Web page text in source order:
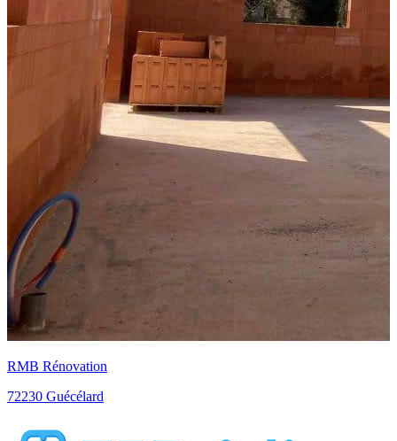
Rousteau Maçonnerie
72800 Le Lude